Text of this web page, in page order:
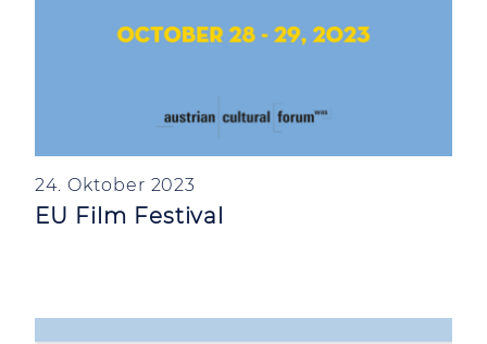
24. Oktober 2023
EU Film Festival